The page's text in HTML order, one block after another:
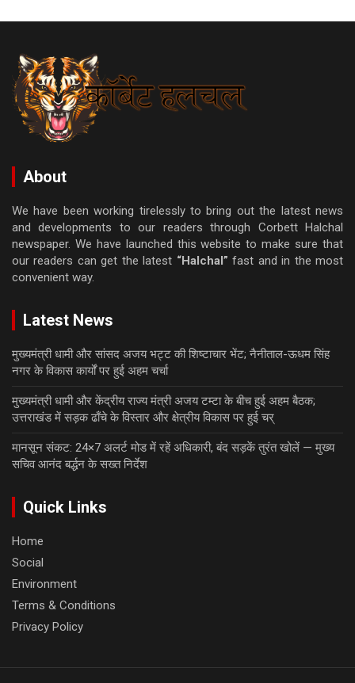
About
We have been working tirelessly to bring out the latest news
and developments to our readers through Corbett Halchal
newspaper. We have launched this website to make sure that
our readers can get the latest “Halchal” fast and in the most
convenient way.
Latest News
मुख्यमंत्री धामी और सांसद अजय भट्ट की शिष्टाचार भेंट; नैनीताल-ऊधम सिंह
नगर के विकास कार्यों पर हुई अहम चर्चा
मुख्यमंत्री धामी और केंद्रीय राज्य मंत्री अजय टम्टा के बीच हुई अहम बैठक;
उत्तराखंड में सड़क ढाँचे के विस्तार और क्षेत्रीय विकास पर हुई चर्
मानसून संकट: 24×7 अलर्ट मोड में रहें अधिकारी, बंद सड़कें तुरंत खोलें — मुख्य
सचिव आनंद बर्द्धन के सख्त निर्देश
Quick Links
Home
Social
Environment
Terms & Conditions
Privacy Policy